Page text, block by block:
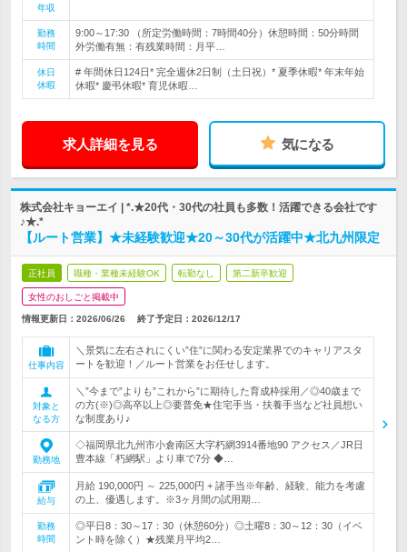
年収
勤務
時間
9:00～17:30 （所定労働時間：7時間40分）休憩時間：50分時間
外労働有無：有残業時間：月平…
休日
休暇
# 年間休日124日* 完全週休2日制（土日祝）* 夏季休暇* 年末年始
休暇* 慶弔休暇* 育児休暇…
求人詳細を見る 気になる
株式会社キョーエイ | *.★20代・30代の社員も多数！活躍できる会社です
♪★.*
【ルート営業】★未経験歓迎★20～30代が活躍中★北九州限定
正社員 職種・業種未経験OK 転勤なし 第二新卒歓迎
女性のおしごと掲載中
情報更新日：2026/06/26 終了予定日： 2026/12/17
仕事内容
＼景気に左右されにくい”住”に関わる安定業界でのキャリアスタ
ートを歓迎！／ルート営業をお任せします。
対象と
なる方
＼”今まで”よりも”これから”に期待した育成枠採用／◎40歳まで
の方(※)◎高卒以上◎要普免★住宅手当・扶養手当など社員想い
な制度あり♪
勤務地
◇福岡県北九州市小倉南区大字朽網3914番地90 アクセス／JR日
豊本線「朽網駅」より車で7分 ◆…
給与
月給 190,000円 ～ 225,000円 + 諸手当※年齢、経験、能力を考慮
の上、優遇します。※3ヶ月間の試用期…
勤務
時間
◎平日8：30～17：30（休憩60分）◎土曜8：30～12：30（イベ
ント時を除く）★残業月平均2…